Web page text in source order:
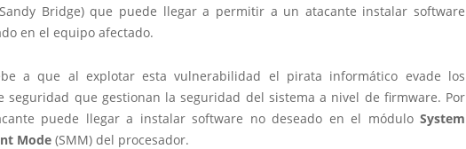
Bridge) que puede llegar a permitir a un atacante instalar software
en el equipo afectado.
a que al explotar esta vulnerabilidad el pirata informático evade los
seguridad que gestionan la seguridad del sistema a nivel de firmware. Por
puede llegar a instalar software no deseado en el módulo System
Mode (SMM) del procesador.